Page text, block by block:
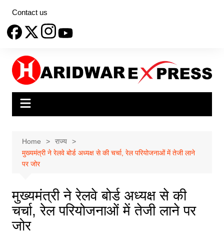
content
Contact us
Home
राज्य
मुख्यमंत्री ने रेलवे बोर्ड अध्यक्ष से की चर्चा, रेल परियोजनाओं में तेजी लाने
पर जोर
मुख्यमंत्री ने रेलवे बोर्ड अध्यक्ष से की
चर्चा, रेल परियोजनाओं में तेजी लाने पर
जोर